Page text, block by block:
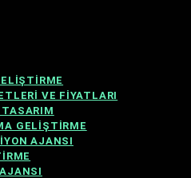
VE FIYATLARI
TASARIM
GELIŞTIRME
AJANSI